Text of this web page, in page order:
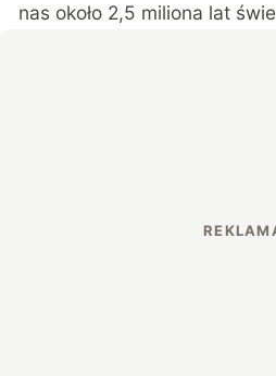
nas około 2,5 miliona lat